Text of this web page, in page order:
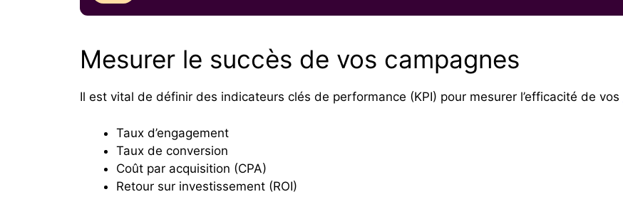
Mesurer le succès de vos campagnes
Il est vital de définir des indicateurs clés de performance (KPI) pour mesurer l’efficacité de vos
Taux d’engagement
Taux de conversion
Coût par acquisition (CPA)
Retour sur investissement (ROI)